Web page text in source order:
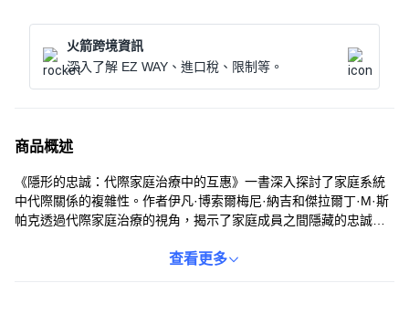
火箭跨境資訊
深入了解 EZ WAY、進口稅、限制等。
商品概述
《隱形的忠誠：代際家庭治療中的互惠》一書深入探討了家庭系統
中代際關係的複雜性。作者伊凡·博索爾梅尼·納吉和傑拉爾丁·M·斯
帕克透過代際家庭治療的視角，揭示了家庭成員之間隱藏的忠誠模
影響，還提供了實用的治療方法，幫助家庭打破負面循環，建立更
查看更多